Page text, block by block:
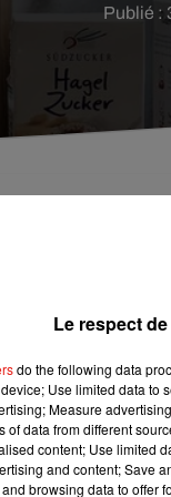
Publié :
une
postuler.
s'était inscrite
l'élève a décidé
comme le
Le respect
do the following data
Use limited data to
Measure
of data from different
content; Use limited
and content; Save
browsing data to offer